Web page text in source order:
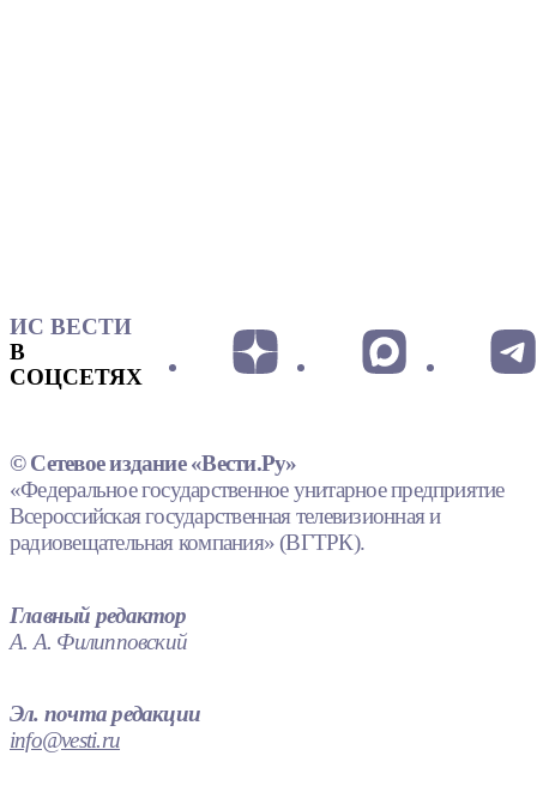
ИС ВЕСТИ
В
СОЦСЕТЯХ
© Сетевое издание «Вести.Ру»
«Федеральное государственное унитарное предприятие
Всероссийская государственная телевизионная и
радиовещательная компания» (ВГТРК).
Главный редактор
А. А. Филипповский
Эл. почта редакции
info@vesti.ru